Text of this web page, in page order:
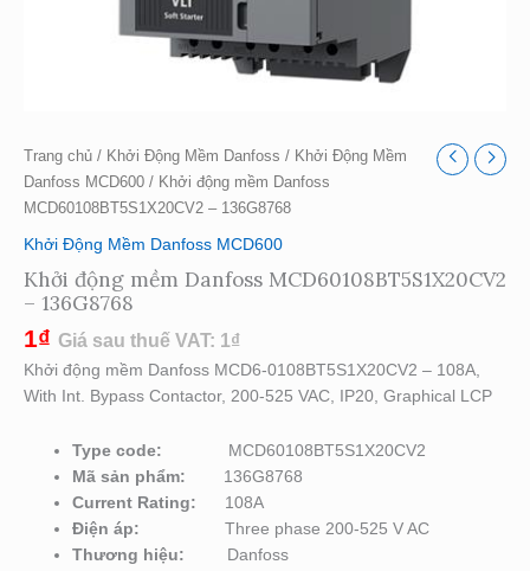
Trang chủ / Khởi Động Mềm Danfoss / Khởi Động Mềm
Danfoss MCD600 / Khởi động mềm Danfoss
MCD60108BT5S1X20CV2 – 136G8768
Khởi Động Mềm Danfoss MCD600
Khởi động mềm Danfoss MCD60108BT5S1X20CV2
– 136G8768
1₫ Giá sau thuế VAT: 1₫
Khởi động mềm Danfoss MCD6-0108BT5S1X20CV2 – 108A,
With Int. Bypass Contactor, 200-525 VAC, IP20, Graphical LCP
Type code:
MCD60108BT5S1X20CV2
Mã sản phẩm: 136G8768
Current Rating: 108A
Điện áp:Three phase 200-525 V AC
Thương hiệu:
Danfoss